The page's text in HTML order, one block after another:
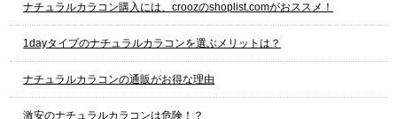
ナチュラルカラコン購入には、croozのshoplist.comがおススメ！
1dayタイプのナチュラルカラコンを選ぶメリットは？
ナチュラルカラコンの通販がお得な理由
激安のナチュラルカラコンは危険！？